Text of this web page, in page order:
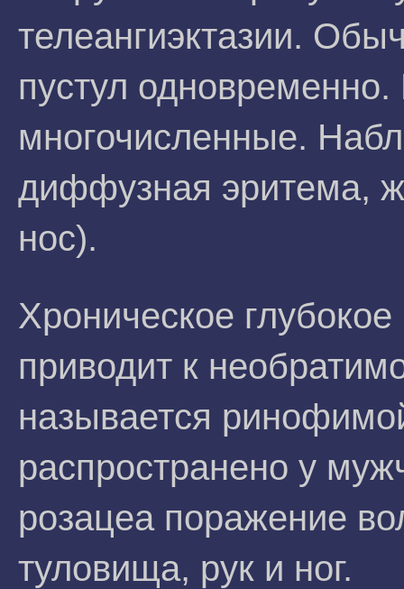
телеангиэктазии.
пустул
многочисленные.
диффузная эритема,
нос).
Хроническое
приводит к
называется
распространено у
розацеа поражение
туловища, рук и ног.